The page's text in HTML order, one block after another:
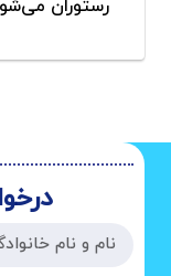
رستوران